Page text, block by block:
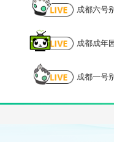
成都六号
成都成年
成都一号